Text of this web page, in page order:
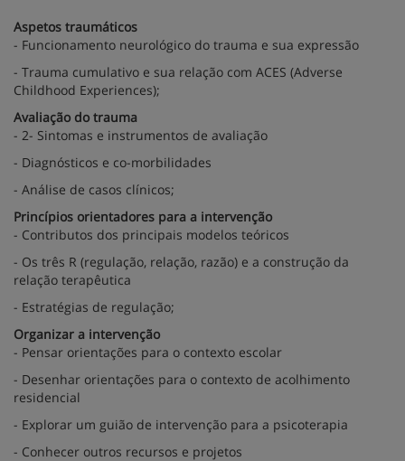
Aspetos traumáticos
- Funcionamento neurológico do trauma e sua expressão
- Trauma cumulativo e sua relação com ACES (Adverse
Childhood Experiences);
Avaliação do trauma
- 2- Sintomas e instrumentos de avaliação
- Diagnósticos e co-morbilidades
- Análise de casos clínicos;
Princípios orientadores para a intervenção
- Contributos dos principais modelos teóricos
- Os três R (regulação, relação, razão) e a construção da
relação terapêutica
- Estratégias de regulação;
Organizar a intervenção
- Pensar orientações para o contexto escolar
- Desenhar orientações para o contexto de acolhimento
residencial
- Explorar um guião de intervenção para a psicoterapia
- Conhecer outros recursos e projetos